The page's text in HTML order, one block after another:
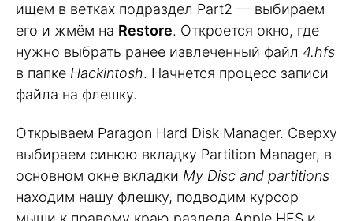
ищем в ветках подраздел Part2 — выбираем
его и жмём на Restore. Откроется окно, где
нужно выбрать ранее извлеченный файл 4.hfs
в папке Hackintosh. Начнется процесс записи
файла на флешку.
Открываем Paragon Hard Disk Manager. Сверху
выбираем синюю вкладку Partition Manager, в
основном окне вкладки My Disc and partitions
находим нашу флешку, подводим курсор